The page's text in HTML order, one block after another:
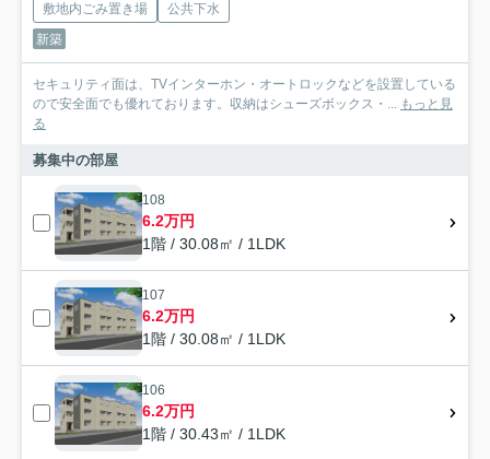
敷地内ごみ置き場
公共下水
新築
セキュリティ面は、TVインターホン・オートロックなどを設置している
ので安全面でも優れております。収納はシューズボックス・... もっと見
る
募集中の部屋
108
6.2万円
1階 / 30.08㎡ / 1LDK
107
6.2万円
1階 / 30.08㎡ / 1LDK
106
6.2万円
1階 / 30.43㎡ / 1LDK